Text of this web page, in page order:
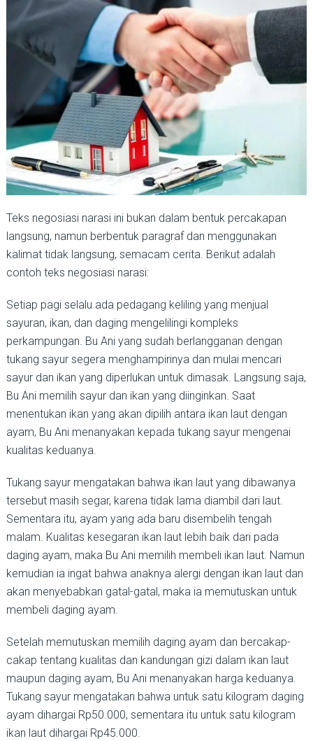
Teks negosiasi narasi ini bukan dalam bentuk percakapan
langsung, namun berbentuk paragraf dan menggunakan
kalimat tidak langsung, semacam cerita. Berikut adalah
contoh teks negosiasi narasi:
Setiap pagi selalu ada pedagang keliling yang menjual
sayuran, ikan, dan daging mengelilingi kompleks
perkampungan. Bu Ani yang sudah berlangganan dengan
tukang sayur segera menghampirinya dan mulai mencari
sayur dan ikan yang diperlukan untuk dimasak. Langsung saja,
Bu Ani memilih sayur dan ikan yang diinginkan. Saat
menentukan ikan yang akan dipilih antara ikan laut dengan
ayam, Bu Ani menanyakan kepada tukang sayur mengenai
kualitas keduanya.
Tukang sayur mengatakan bahwa ikan laut yang dibawanya
tersebut masih segar, karena tidak lama diambil dari laut.
Sementara itu, ayam yang ada baru disembelih tengah
malam. Kualitas kesegaran ikan laut lebih baik dari pada
daging ayam, maka Bu Ani memilih membeli ikan laut. Namun
kemudian ia ingat bahwa anaknya alergi dengan ikan laut dan
akan menyebabkan gatal-gatal, maka ia memutuskan untuk
membeli daging ayam.
Setelah memutuskan memilih daging ayam dan bercakap-
cakap tentang kualitas dan kandungan gizi dalam ikan laut
maupun daging ayam, Bu Ani menanyakan harga keduanya.
Tukang sayur mengatakan bahwa untuk satu kilogram daging
ayam dihargai Rp50.000, sementara itu untuk satu kilogram
ikan laut dihargai Rp45.000.